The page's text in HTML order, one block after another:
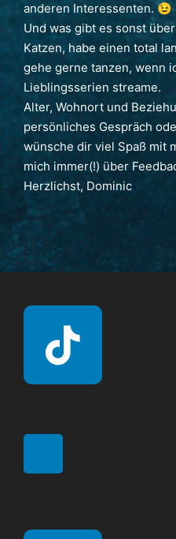
anderen Interessenten. 😉
Und was gibt es sonst
Katzen, habe einen total
gehe gerne tanzen, wenn
Lieblingsserien streame.
Alter, Wohnort und
persönliches Gespräch
wünsche dir viel Spaß mit
mich immer(!) über
Herzlichst, Dominic